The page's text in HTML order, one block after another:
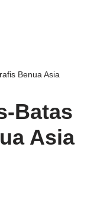
Benua Asia
Batas
Asia